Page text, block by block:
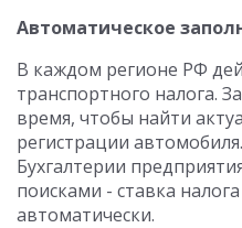
Автоматическое
В каждом регионе РФ
транспортного налога.
время, чтобы найти
регистрации
Бухгалтерии
поисками - ставка
автоматически.